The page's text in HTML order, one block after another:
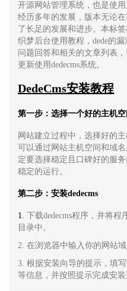
开源网站管理系统，也是使
经历多年的发展，版本无论
了长足的发展和进步。本标签
织梦后台使用教程，dede的
问题回答和相关的文章列表
更新使用dedecms系统。
DedeCms安装教程
第一步：选择一个好的主机
网站建立过程中，选择好的
可以通过网站主机空间和域
定要选择稳定且口碑好的服
稳定的运行。
第二步：安装dedecms
1. 下载dedecms程序，并将
目录中。
2. 在浏览器中输入你的网站域
3. 根据安装向导的提示，填
等信息，并按照提示完成安装